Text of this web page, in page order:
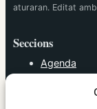
aturaran. Editat
Seccions
Agenda